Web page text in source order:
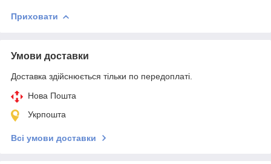
Приховати
Умови доставки
Доставка здійснюється тільки по передоплаті.
Нова Пошта
Укрпошта
Всі умови доставки